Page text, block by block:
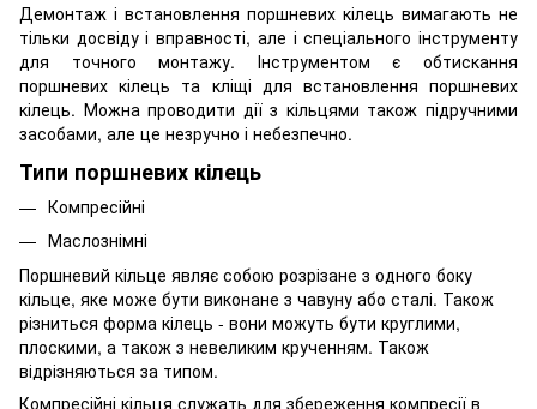
Демонтаж і встановлення поршневих кілець вимагають не
тільки досвіду і вправності, але і спеціального інструменту
для точного монтажу. Інструментом є обтискання
поршневих кілець та кліщі для встановлення поршневих
кілець. Можна проводити дії з кільцями також підручними
засобами, але це незручно і небезпечно.
Типи поршневих кілець
Компресійні
Маслознімні
Поршневий кільце являє собою розрізане з одного боку
кільце, яке може бути виконане з чавуну або сталі. Також
різниться форма кілець - вони можуть бути круглими,
плоскими, а також з невеликим крученням. Також
відрізняються за типом.
Компресійні кільця служать для збереження компресії в